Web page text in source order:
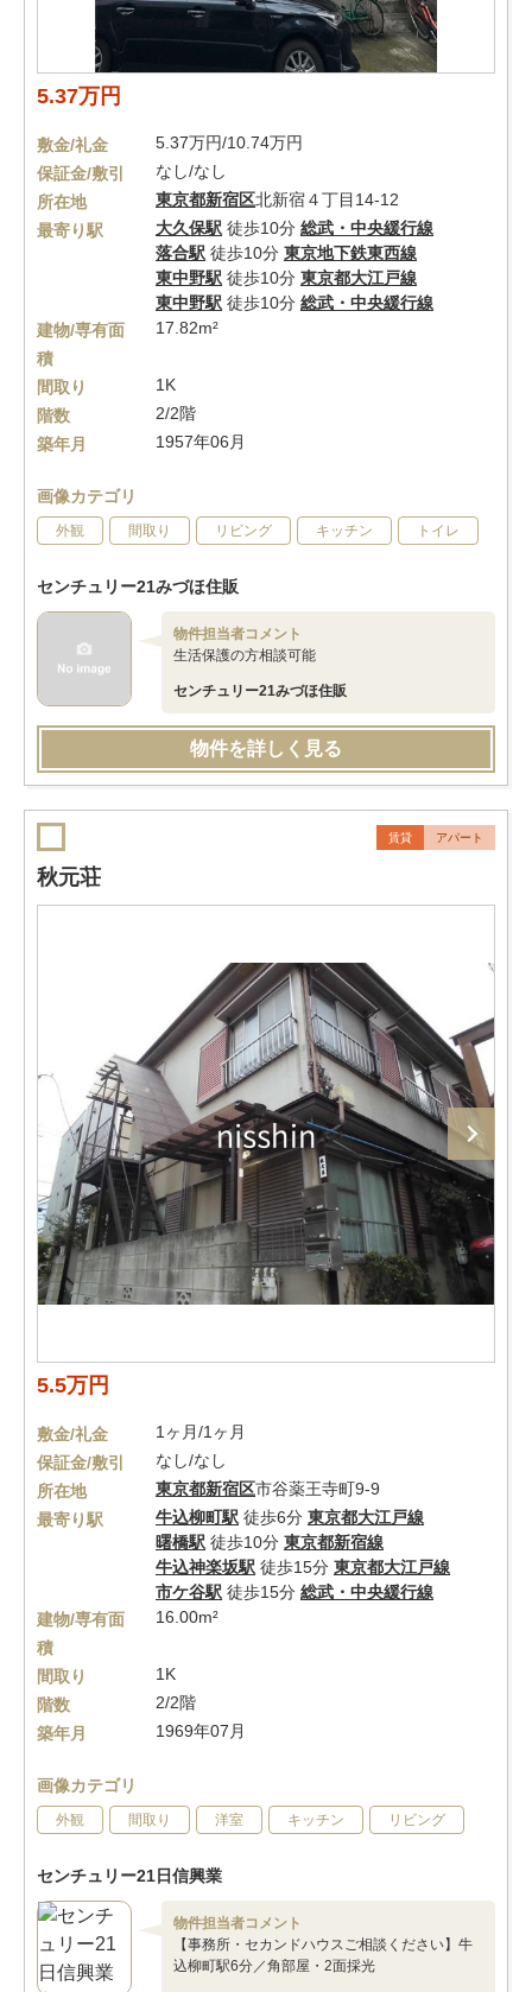
5.37万円
敷金/礼金
5.37万円/10.74万円
保証金/敷引
なし/なし
所在地
東京都新宿区北新宿４丁目14-12
最寄り駅
大久保駅 徒歩10分 総武・中央緩行線
落合駅 徒歩10分 東京地下鉄東西線
東中野駅 徒歩10分 東京都大江戸線
東中野駅 徒歩10分 総武・中央緩行線
建物/専有面
積
17.82m²
間取り
1K
階数
2/2階
築年月
1957年06月
画像カテゴリ
外観 間取り リビング キッチン トイレ
センチュリー21みづほ住販
物件担当者コメント
生活保護の方相談可能
センチュリー21みづほ住販
物件を詳しく見る
賃貸 アパート
秋元荘
5.5万円
敷金/礼金
1ヶ月/1ヶ月
保証金/敷引
なし/なし
所在地
東京都新宿区市谷薬王寺町9-9
最寄り駅
牛込柳町駅 徒歩6分 東京都大江戸線
曙橋駅 徒歩10分 東京都新宿線
牛込神楽坂駅 徒歩15分 東京都大江戸線
市ケ谷駅 徒歩15分 総武・中央緩行線
建物/専有面
積
16.00m²
間取り
1K
階数
2/2階
築年月
1969年07月
画像カテゴリ
外観 間取り 洋室 キッチン リビング
センチュリー21日信興業
物件担当者コメント
【事務所・セカンドハウスご相談ください】牛
込柳町駅6分／角部屋・2面採光